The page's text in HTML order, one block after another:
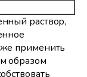
раствор,
применить
образом